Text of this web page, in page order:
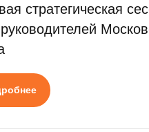
стратегическая